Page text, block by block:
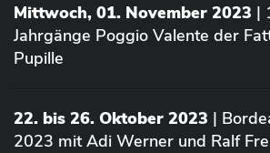
Mittwoch, 01. November 2023 |
Jahrgänge Poggio Valente der
Pupille
22. bis 26. Oktober 2023 |
2023 mit Adi Werner und Ralf